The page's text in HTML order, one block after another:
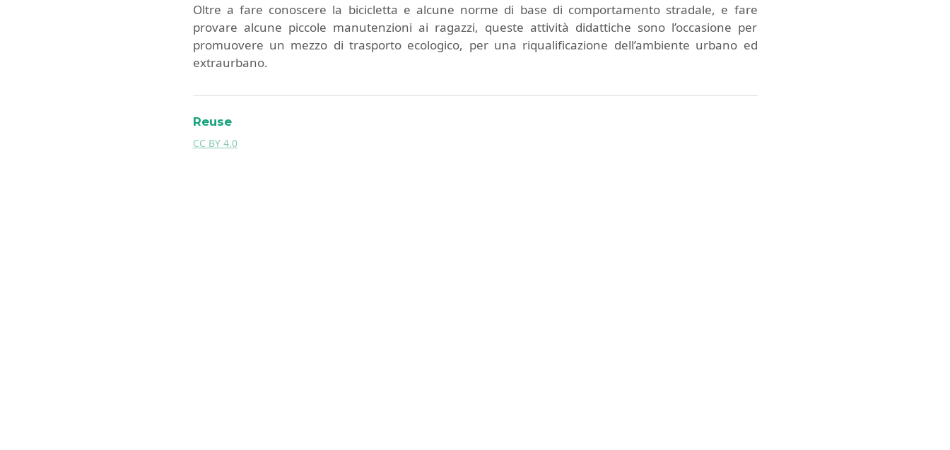
Oltre a fare conoscere la bicicletta e alcune norme di base di comportamento stradale, e fare
provare alcune piccole manutenzioni ai ragazzi, queste attività didattiche sono l’occasione per
promuovere un mezzo di trasporto ecologico, per una riqualificazione dell’ambiente urbano ed
extraurbano.
Reuse
CC BY 4.0